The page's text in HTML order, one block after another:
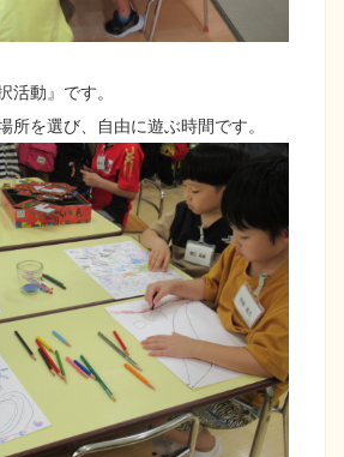
活動』です。
所を選び、自由に遊ぶ時間です。